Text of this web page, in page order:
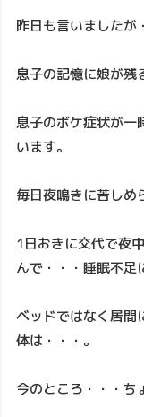
昨日も言いましたが
息子の記憶に娘が残
息子のボケ症状が一
います。
毎日夜鳴きに苦しめ
1日おきに交代で夜
んで・・・睡眠不足
ベッドではなく居間
体は・・・。
今のところ・・・ち